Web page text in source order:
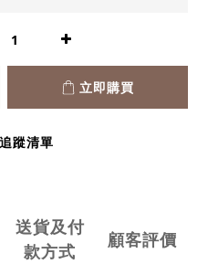
立即購買
蹤清單
送貨及付
款方式
顧客評價